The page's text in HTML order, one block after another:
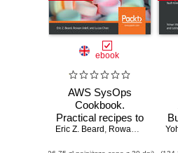
ebook
AWS SysOps
Cookbook.
Practical recipes to
build, automate,
Eric Z. Beard , Rowan Udell